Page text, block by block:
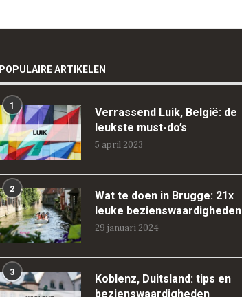
POPULAIRE ARTIKELEN
1
Verrassend Luik, België: de
leukste must-do’s
5 april 2023
2
Wat te doen in Brugge: 21x
leuke bezienswaardigheden
29 januari 2024
3
Koblenz, Duitsland: tips en
bezienswaardigheden